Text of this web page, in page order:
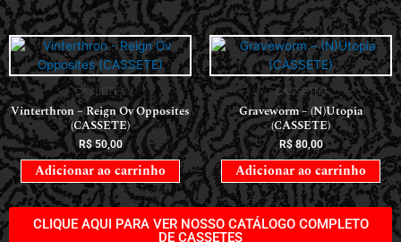
CASSETES
Vinterthron – Reign Ov Opposites
(CASSETE)
R$50,00
Adicionar ao carrinho
CASSETES
Graveworm – (N)Utopia
(CASSETE)
R$80,00
Adicionar ao carrinho
CLIQUE AQUI PARA VER NOSSO CATÁLOGO COMPLETO
DE CASSETES